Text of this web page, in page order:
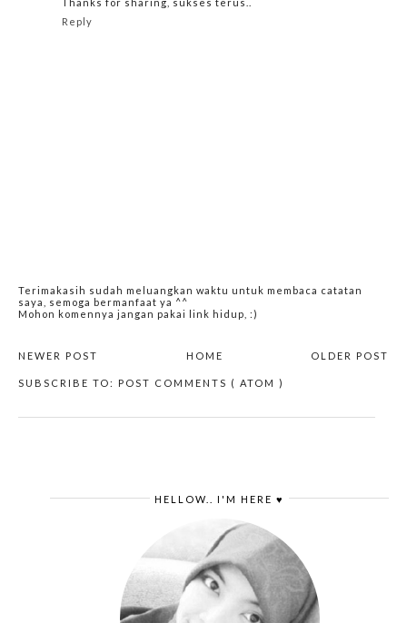
Thanks for sharing, sukses terus..
Reply
Terimakasih sudah meluangkan waktu untuk membaca catatan
saya, semoga bermanfaat ya ^^
Mohon komennya jangan pakai link hidup, :)
NEWER POST OLDER POST
HOME
SUBSCRIBE TO: POST COMMENTS ( ATOM )
HELLOW.. I'M HERE ♥